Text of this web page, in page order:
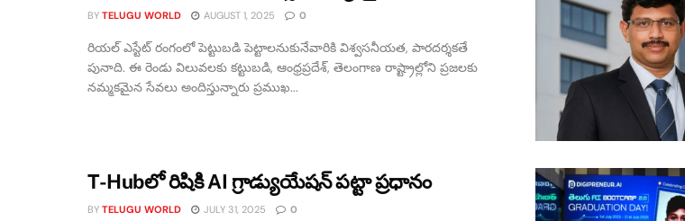
BY TELUGU WORLD AUGUST 1, 2025 0
రియల్ ఎస్టేట్ రంగంలో పెట్టుబడి పెట్టాలనుకునేవారికి విశ్వసనీయత, పారదర్శకతే
పునాది. ఈ రెండు విలువలకు కట్టుబడి, ఆంధ్రప్రదేశ్, తెలంగాణ రాష్ట్రాల్లోని ప్రజలకు
నమ్మకమైన సేవలు అందిస్తున్నారు ప్రముఖ...
T-Hubలో రిషికి AI గ్రాడ్యుయేషన్ పట్టా ప్రధానం
BY TELUGU WORLD JULY 31, 2025 0